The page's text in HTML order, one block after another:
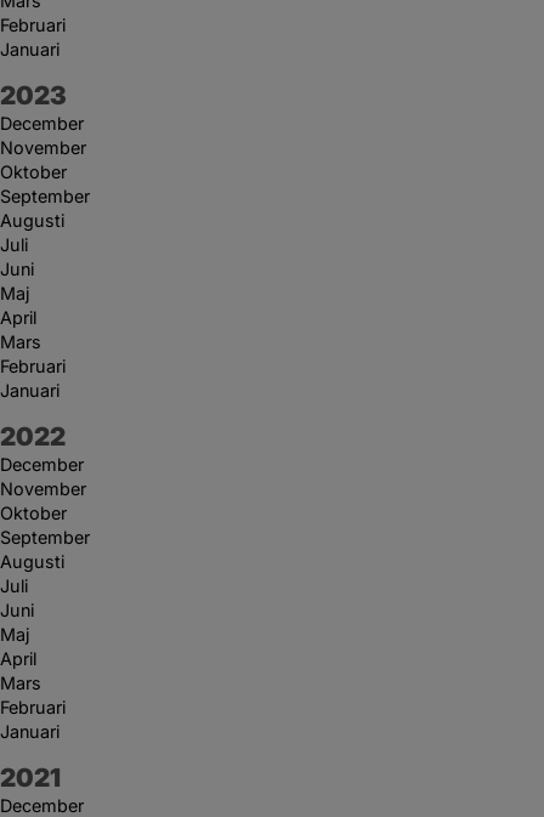
Februari
Januari
År:
2023
December
November
Oktober
September
Augusti
Juli
Juni
Maj
April
Mars
Februari
Januari
År:
2022
December
November
Oktober
September
Augusti
Juli
Juni
Maj
April
Mars
Februari
Januari
År:
2021
December